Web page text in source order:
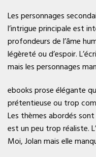
Les personnages
l’intrigue principale est
profondeurs de l’âme
légèreté ou d’espoir.
mais les personnages
ebooks prose élégante
prétentieuse ou trop
Les thèmes abordés
est un peu trop réaliste.
Moi, Jolan mais elle